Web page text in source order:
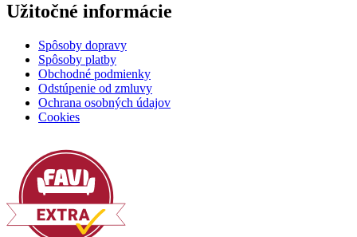
Užitočné informácie
Spôsoby dopravy
Spôsoby platby
Obchodné podmienky
Odstúpenie od zmluvy
Ochrana osobných údajov
Cookies